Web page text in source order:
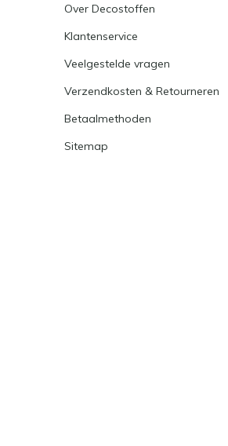
Over Decostoffen
Klantenservice
Veelgestelde vragen
Verzendkosten & Retourneren
Betaalmethoden
Sitemap